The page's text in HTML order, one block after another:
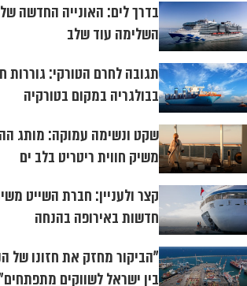
בדרך לים: האונייה החדשה
השלימה עוד שלב
תגובה לחרם הטורקי: גוררות
בבולגריה במקום בטורקיה
שקט ונשימה עמוקה: מותג
משיק חווית ריטריט בלב ים
קצר ולעניין: חברת השייט
חדשות באירופה בהנחה
"הביקור מחזק את חזונו של
בין ישראל לשווקים